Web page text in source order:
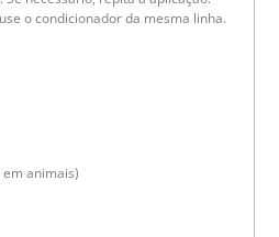
o condicionador da mesma linha.
animais)